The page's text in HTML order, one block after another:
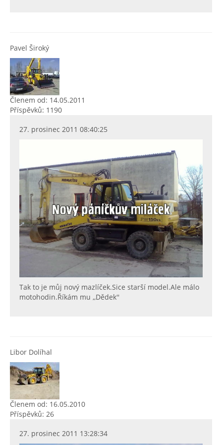
Pavel Široký
Členem od: 14.05.2011
Příspěvků: 1190
27. prosinec 2011 08:40:25
Tak to je můj nový mazlíček.Sice starší model.Ale málo
motohodin.Říkám mu ,,Dědek''
Libor Dolíhal
Členem od: 16.05.2010
Příspěvků: 26
27. prosinec 2011 13:28:34